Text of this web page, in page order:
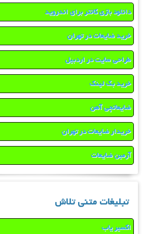
دانلود بازی کانتر برای اندروید
خرید ضایعات در تهران
طراحی سایت در اردبیل
خرید بک لینک
ضایعاتچی آهن
خریدار ضایعات در تهران
آرمین ضایعات
تبلیغات متنی تلاش
اکسیر یاب